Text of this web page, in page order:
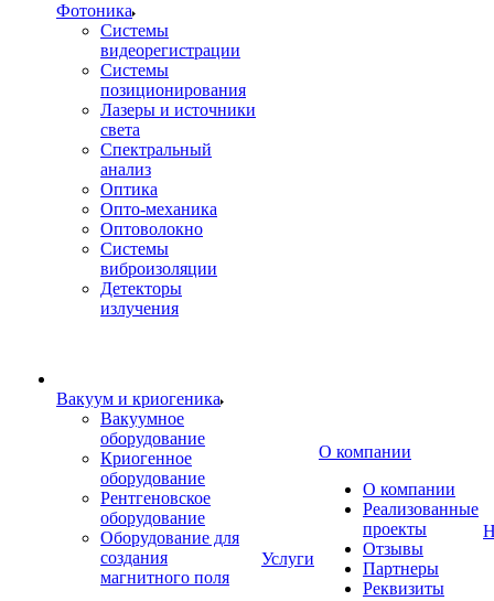
Фотоника
Cистемы
видеорегистрации
Системы
позиционирования
Лазеры и источники
света
Спектральный
анализ
Оптика
Опто-механика
Оптоволокно
Системы
виброизоляции
Детекторы
излучения
Вакуум и криогеника
Вакуумное
оборудование
Криогенное
оборудование
Рентгеновское
оборудование
Оборудование для
создания
магнитного поля
Услуги
О компании
О компании
Реализованные
проекты
Отзывы
Партнеры
Реквизиты